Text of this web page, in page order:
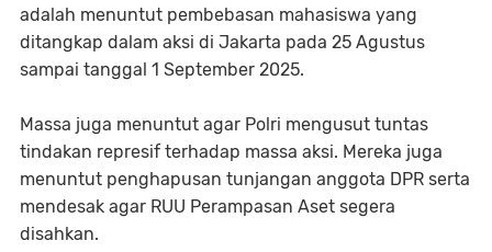
adalah menuntut pembebasan mahasiswa yang
ditangkap dalam aksi di Jakarta pada 25 Agustus
sampai tanggal 1 September 2025.
Massa juga menuntut agar Polri mengusut tuntas
tindakan represif terhadap massa aksi. Mereka juga
menuntut penghapusan tunjangan anggota DPR serta
mendesak agar RUU Perampasan Aset segera
disahkan.